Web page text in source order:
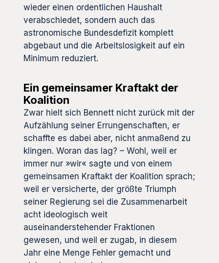
wieder einen ordentlichen Haushalt
verabschiedet, sondern auch das
astronomische Bundesdefizit komplett
abgebaut und die Arbeitslosigkeit auf ein
Minimum reduziert.
Ein gemeinsamer Kraftakt der
Koalition
Zwar hielt sich Bennett nicht zurück mit der
Aufzählung seiner Errungenschaften, er
schaffte es dabei aber, nicht anmaßend zu
klingen. Woran das lag? – Wohl, weil er
immer nur »wir« sagte und von einem
gemeinsamen Kraftakt der Koalition sprach;
weil er versicherte, der größte Triumph
seiner Regierung sei die Zusammenarbeit
acht ideologisch weit
auseinanderstehender Fraktionen
gewesen, und weil er zugab, in diesem
Jahr eine Menge Fehler gemacht und